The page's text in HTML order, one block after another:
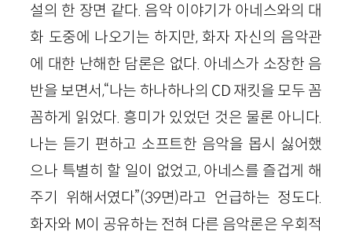
설의 한 장면 같다. 음악 이야기가 아네스와의 대
화 도중에 나오기는 하지만, 화자 자신의 음악관
에 대한 난해한 담론은 없다. 아네스가 소장한 음
반을 보면서,“나는 하나하나의 CD 재킷을 모두 꼼
꼼하게 읽었다. 흥미가 있었던 것은 물론 아니다.
나는 듣기 편하고 소프트한 음악을 몹시 싫어했
으나 특별히 할 일이 없었고, 아네스를 즐겁게 해
주기 위해서였다”(39면)라고 언급하는 정도다.
화자와 M이 공유하는 전혀 다른 음악론은 우회적